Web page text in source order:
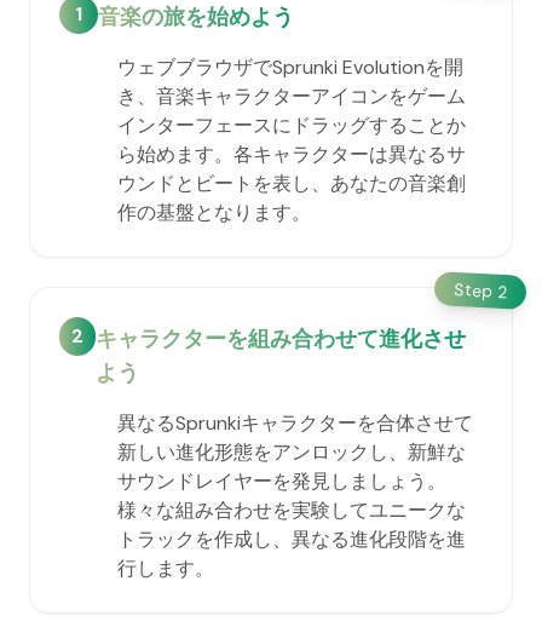
1 音楽の旅を始めよう
ウェブブラウザでSprunki Evolutionを開
き、音楽キャラクターアイコンをゲーム
インターフェースにドラッグすることか
ら始めます。各キャラクターは異なるサ
ウンドとビートを表し、あなたの音楽創
作の基盤となります。
Step 2
2 キャラクターを組み合わせて進化させ
よう
異なるSprunkiキャラクターを合体させて
新しい進化形態をアンロックし、新鮮な
サウンドレイヤーを発見しましょう。
様々な組み合わせを実験してユニークな
トラックを作成し、異なる進化段階を進
行します。